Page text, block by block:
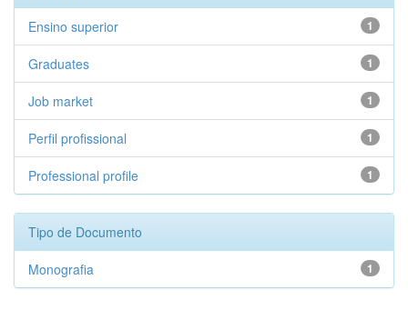
1
Ensino superior
1
Graduates
1
Job market
1
Perfil profissional
1
Professional profile
Tipo de Documento
1
Monografia